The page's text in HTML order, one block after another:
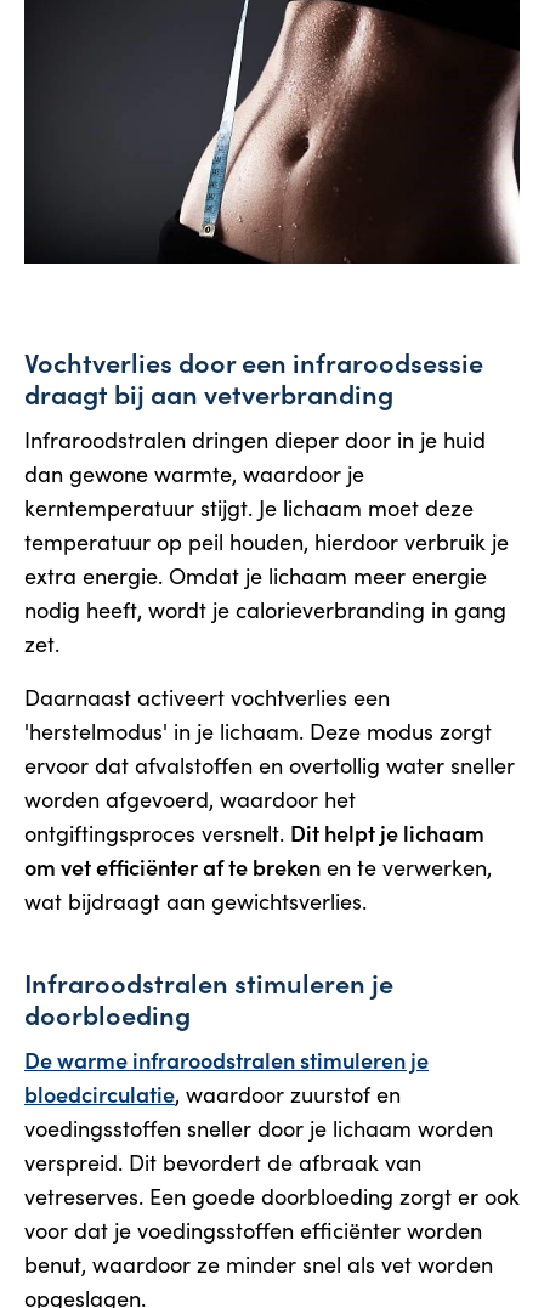
Vochtverlies door een infraroodsessie
draagt bij aan vetverbranding
Infraroodstralen dringen dieper door in je huid
dan gewone warmte, waardoor je
kerntemperatuur stijgt. Je lichaam moet deze
temperatuur op peil houden, hierdoor verbruik je
extra energie. Omdat je lichaam meer energie
nodig heeft, wordt je calorieverbranding in gang
zet.
Daarnaast activeert vochtverlies een
'herstelmodus' in je lichaam. Deze modus zorgt
ervoor dat afvalstoffen en overtollig water sneller
worden afgevoerd, waardoor het
ontgiftingsproces versnelt. Dit helpt je lichaam
om vet efficiënter af te breken en te verwerken,
wat bijdraagt aan gewichtsverlies.
Infraroodstralen stimuleren je
doorbloeding
De warme infraroodstralen stimuleren je
bloedcirculatie, waardoor zuurstof en
voedingsstoffen sneller door je lichaam worden
verspreid. Dit bevordert de afbraak van
vetreserves. Een goede doorbloeding zorgt er ook
voor dat je voedingsstoffen efficiënter worden
benut, waardoor ze minder snel als vet worden
opgeslagen.